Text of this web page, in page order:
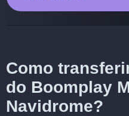
Como
do Boomplay
Navidrome?